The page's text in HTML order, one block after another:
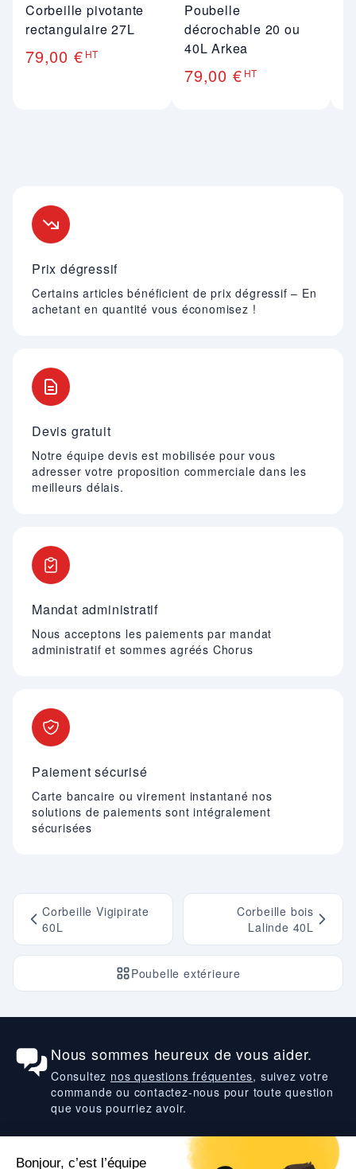
Corbeille pivotante
rectangulaire 27L
79,00 € HT
Poubelle
décrochable 20 ou
40L Arkea
79,00 € HT
Prix dégressif
Certains articles bénéficient de prix dégressif – En
achetant en quantité vous économisez !
Devis gratuit
Notre équipe devis est mobilisée pour vous
adresser votre proposition commerciale dans les
meilleurs délais.
Mandat administratif
Nous acceptons les paiements par mandat
administratif et sommes agréés Chorus
Paiement sécurisé
Carte bancaire ou virement instantané nos
solutions de paiements sont intégralement
sécurisées
Corbeille Vigipirate
60L
Poubelle extérieure
Corbeille bois
Lalinde 40L
Nous sommes heureux de vous aider.
Consultez nos questions fréquentes, suivez votre
commande ou contactez-nous pour toute question
que vous pourriez avoir.